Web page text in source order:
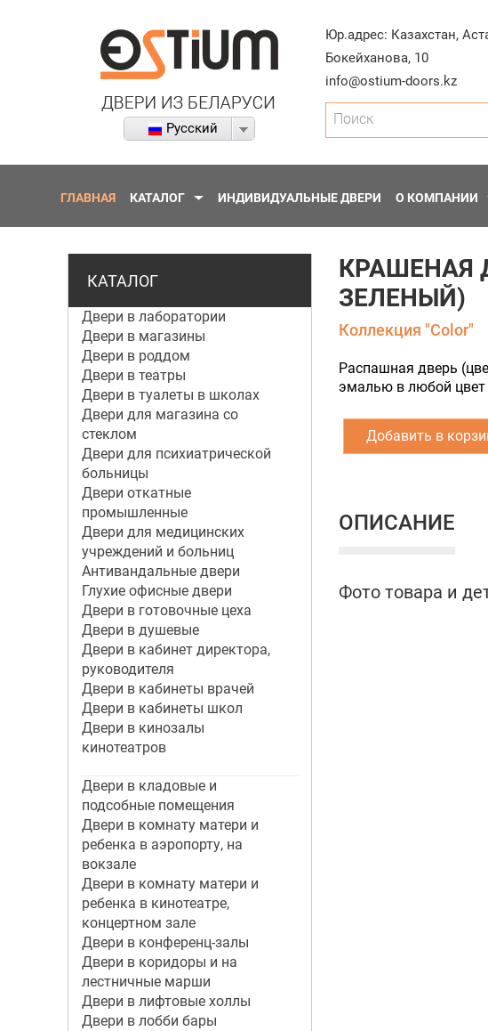
Русский
Юр.адрес: Казахстан,
Бокейханова, 10
info@ostium-doors.kz
Поиск
ГЛАВНАЯ КАТАЛОГ ИНДИВИДУАЛЬНЫЕ ДВЕРИ О КОМПАНИИ
КАТАЛОГ
Двери в лаборатории
Двери в магазины
Двери в роддом
Двери в театры
Двери в туалеты в школах
Двери для магазина со
стеклом
Двери для психиатрической
больницы
Двери откатные
промышленные
Двери для медицинских
учреждений и больниц
Антивандальные двери
Глухие офисные двери
Двери в готовочные цеха
Двери в душевые
Двери в кабинет директора,
руководителя
Двери в кабинеты врачей
Двери в кабинеты школ
Двери в кинозалы
кинотеатров
Двери в кладовые и
подсобные помещения
Двери в комнату матери и
ребенка в аэропорту, на
вокзале
Двери в комнату матери и
ребенка в кинотеатре,
концертном зале
Двери в конференц-залы
Двери в коридоры и на
лестничные марши
Двери в лифтовые холлы
Двери в лобби бары
КРАШЕНАЯ
ЗЕЛЕНЫЙ)
Коллекция "Color"
Распашная дверь
эмалью в любой цвет
Добавить в
ОПИСАНИЕ
Фото товара и